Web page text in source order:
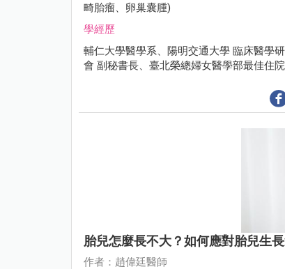
畸胎瘤、卵巢囊腫)
學經歷
輔仁大學醫學系、陽明交通大學 臨床醫學
會 副秘書長、臺北榮總婦女醫學部最佳住
胎兒怎麼長不大？如何應對胎兒生
作者：趙偉廷醫師